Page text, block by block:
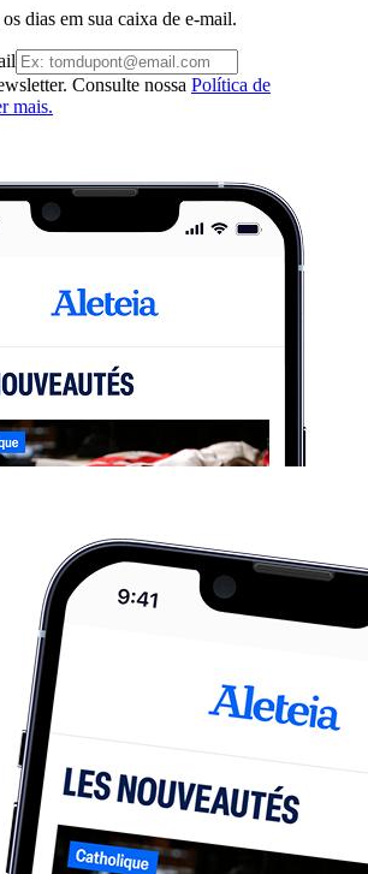
dias em sua caixa de e-mail.
Consulte nossa Política de
mais.